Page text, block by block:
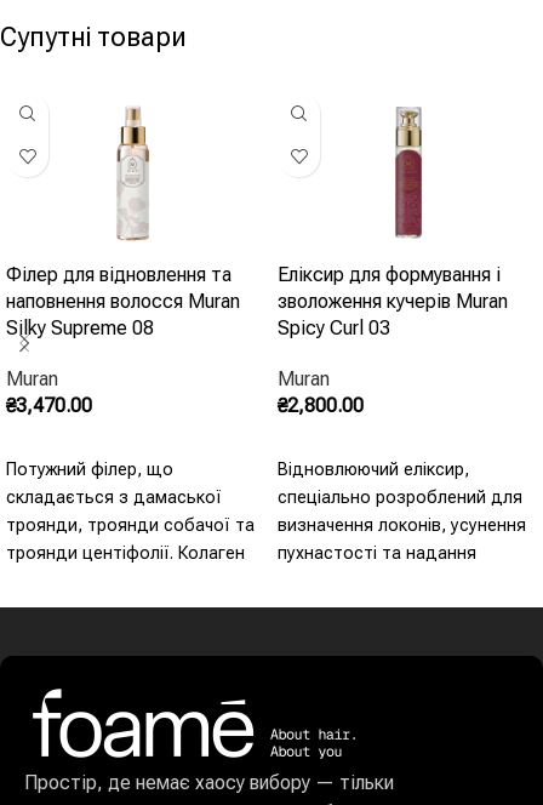
Супутні товари
Філер для відновлення та
наповнення волосся Muran
Silky Supreme 08
Muran
₴3,470.00
Потужний філер, що
складається з дамаської
троянди, троянди собачої та
троянди центіфолії. Колаген
оксидативного стресу та
та тонізуючу дію.
Еліксир для формування і
зволоження кучерів Muran
Spicy Curl 03
Muran
₴2,800.00
Відновлюючий еліксир,
спеціально розроблений для
визначення локонів, усунення
пухнастості та надання
Миттєво поглинається
Простір, де немає хаосу вибору — тільки